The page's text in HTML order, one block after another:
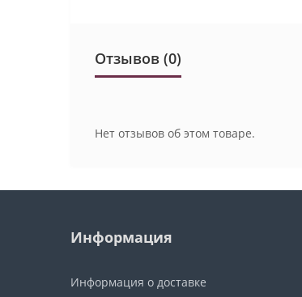
Отзывов (0)
Нет отзывов об этом товаре.
Информация
Информация о доставке